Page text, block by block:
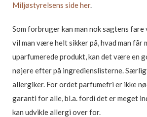
Miljøstyrelsens side her.
Som forbruger kan man nok sagtens
vil man være helt sikker på, hvad man får
uparfumerede produkt, kan det være en
nøjere efter på ingredienslisterne.
allergiker. For ordet parfumefri er ikke
garanti for alle, bl.a. fordi det er meget
kan udvikle allergi over for.